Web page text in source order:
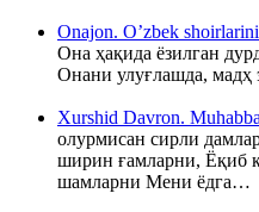
Onajon. O’zbek
Она ҳақида ёзилган
Онани улуғлашда,
Xurshid Davron.
олурмисан сирли
ширин ғамларни, Ёқиб
шамларни Мени ёдга…